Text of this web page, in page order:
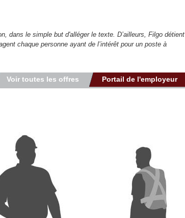
dans le simple but d'alléger le texte. D’ailleurs, Filgo détient
chaque personne ayant de l’intérêt pour un poste à
Portail de l'employeur
Voir toutes les offres